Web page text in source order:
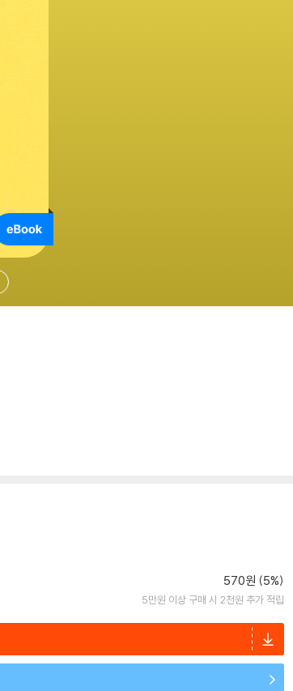
570원 (5%)
5만원 이상 구매 시 2천원 추가 적립